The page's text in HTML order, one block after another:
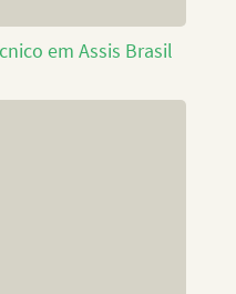
em Assis Brasil